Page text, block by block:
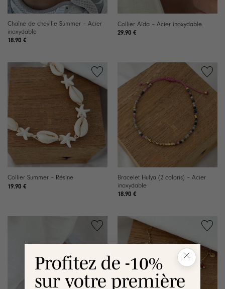
Profitez de -10%
sur votre première
Chaîne de cheville Summer – Acier
inoxydable
18.90 €
Collier Aïda – Acier inoxydable
29.90 €
Ajouter
Collier Summer – Résine
19.90 €
Ajouter
à la
liste de
souhaits
Bracelet Hulya (2 coloris) – Acier
inoxydable
18.90 €
souhaits
à la
liste de
souhaits